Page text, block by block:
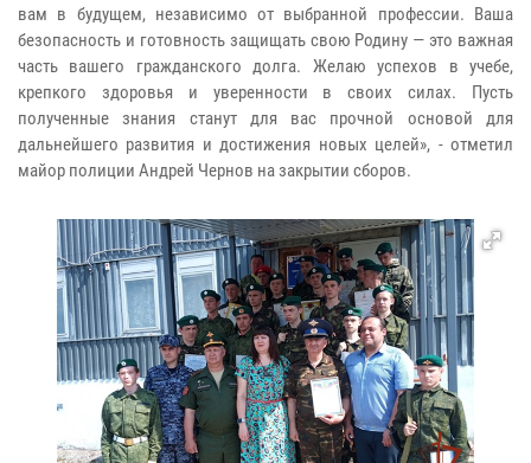
вам в будущем, независимо от выбранной профессии. Ваша
безопасность и готовность защищать свою Родину — это важная
часть вашего гражданского долга. Желаю успехов в учебе,
крепкого здоровья и уверенности в своих силах. Пусть
полученные знания станут для вас прочной основой для
дальнейшего развития и достижения новых целей», - отметил
майор полиции Андрей Чернов на закрытии сборов.